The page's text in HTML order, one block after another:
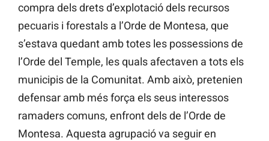
compra dels drets d’explotació dels recursos
pecuaris i forestals a l’Orde de Montesa, que
s’estava quedant amb totes les possessions de
l’Orde del Temple, les quals afectaven a tots els
municipis de la Comunitat. Amb això, pretenien
defensar amb més força els seus interessos
ramaders comuns, enfront dels de l’Orde de
Montesa. Aquesta agrupació va seguir en